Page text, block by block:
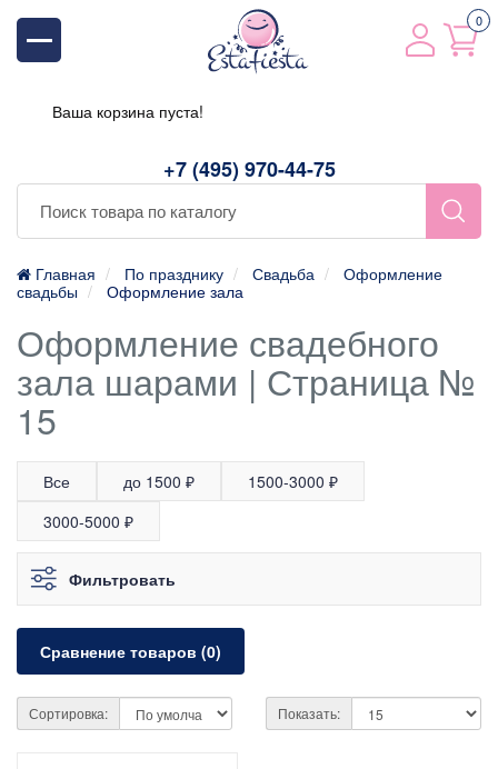
+7 (495) 970-44-75
0
Ваша корзина пуста!
Главная По празднику Свадьба
Оформление
свадьбы
Оформление зала
Оформление свадебного
зала шарами | Страница №
15
Все до 1500 ₽
1500-3000 ₽
3000-5000 ₽
Фильтровать
Сравнение товаров (0)
Сортировка: Показать: